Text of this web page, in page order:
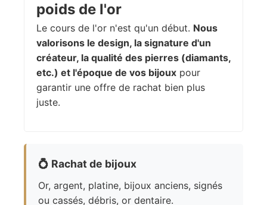
poids de l'or
Le cours de l'or n'est qu'un début. Nous
valorisons le design, la signature d'un
créateur, la qualité des pierres (diamants,
etc.) et l'époque de vos bijoux pour
garantir une offre de rachat bien plus
juste.
💍 Rachat de bijoux
Or, argent, platine, bijoux anciens, signés
ou cassés, débris, or dentaire.